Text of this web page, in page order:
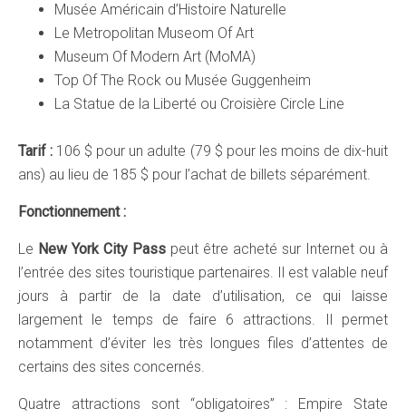
Musée Américain d’Histoire Naturelle
Le Metropolitan Museom Of Art
Museum Of Modern Art (MoMA)
Top Of The Rock ou Musée Guggenheim
La Statue de la Liberté ou Croisière Circle Line
Tarif : 106 $ pour un adulte (79 $ pour les moins de dix-huit
ans) au lieu de 185 $ pour l’achat de billets séparément.
Fonctionnement :
Le New York City Pass peut être acheté sur Internet ou à
l’entrée des sites touristique partenaires. Il est valable neuf
jours à partir de la date d’utilisation, ce qui laisse
largement le temps de faire 6 attractions. Il permet
notamment d’éviter les très longues files d’attentes de
certains des sites concernés.
Quatre attractions sont “obligatoires” : Empire State